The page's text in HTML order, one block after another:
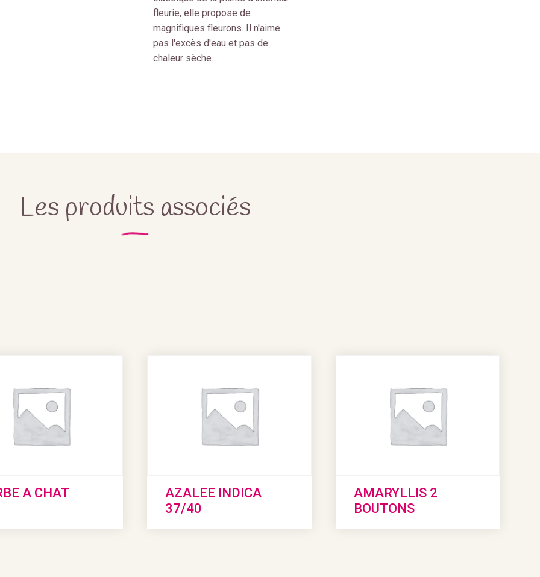
fleurie, elle propose de
magnifiques fleurons. Il n'aime
pas l'excès d'eau et pas de
chaleur sèche.
Les produits associés
A CHAT
AZALEE INDICA
37/40
AMARYLLIS 2
BOUTONS